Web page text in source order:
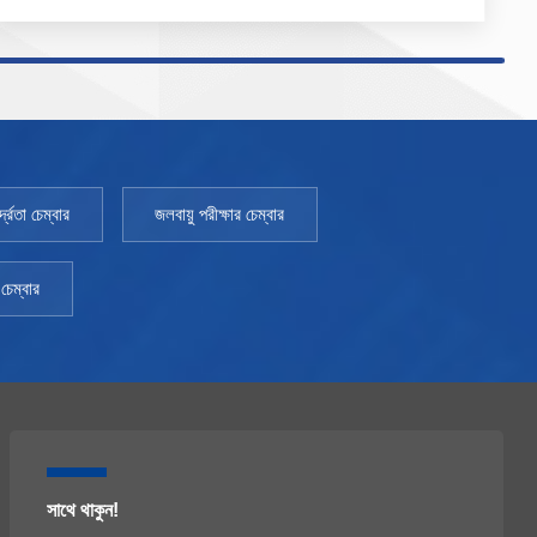
আর্দ্রতা বিচ্যুতি:~ 3% RH ক্ষমতা: 800L~3000L পরিবেশের
চেম্বার জলবায়ু পরীক্ষার চেম্বার
সাথে থাকুন!